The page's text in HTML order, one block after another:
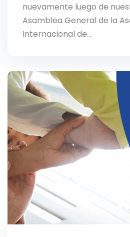
nuevamente luego de
Asamblea General de la
Internacional de…